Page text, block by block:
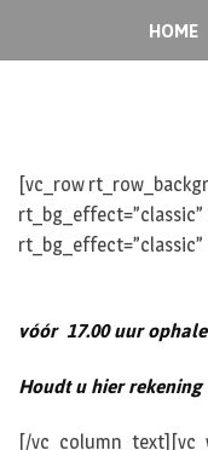
HOME
[vc_row
vóór 17.00 uur
Houdt u hier rekening
[/